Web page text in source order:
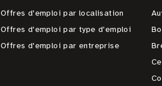
Offres d'emploi par localisation
Offres d'emploi par type d'emploi
Offres d'emploi par entreprise